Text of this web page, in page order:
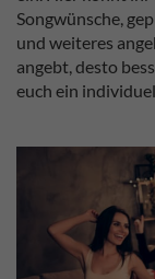
Songwünsche,
und weiteres
angebt, desto
euch ein